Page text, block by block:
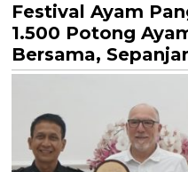
Festival Ayam
1.500 Potong
Bersama,